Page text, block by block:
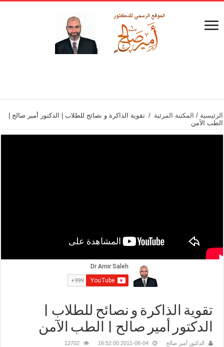
الرئيسية / المكتبة المرئية / تقوية الذاكرة و نصائح للطلاب | الدكتور أمير صالح |
الطب الآمن
تقوية الذاكرة و نصائح للطلاب |
الدكتور أمير صالح | الطب الآمن
الدكتور أمير صالح 2011-06-04 16:52:00
12702